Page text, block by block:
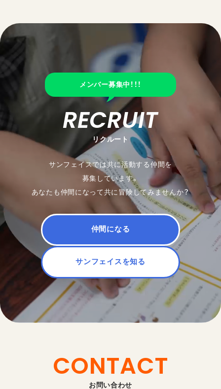
メンバー募集中！！！
RECRUIT
リクルート
サンフェイスでは共に活動する仲間を
募集しています。
あなたも仲間になって共に冒険してみませんか？
仲間になる
サンフェイスを知る
CONTACT
お問い合わせ